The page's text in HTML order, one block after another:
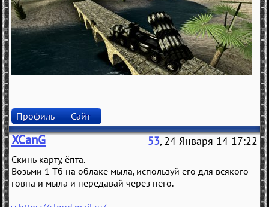
Профиль Сайт
XCanG 53, 24 Января 14 17:22
Скинь карту, ёпта.
Возьми 1 Тб на облаке мыла, используй его для всякого
говна и мыла и передавай через него.